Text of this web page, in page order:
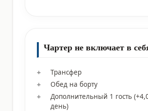
Чартер не включает в
Трансфер
Обед на борту
Дополнительный 1 гость
день)